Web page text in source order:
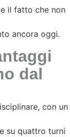
il fatto che non
ancora oggi.
dal
con un
su quattro turni